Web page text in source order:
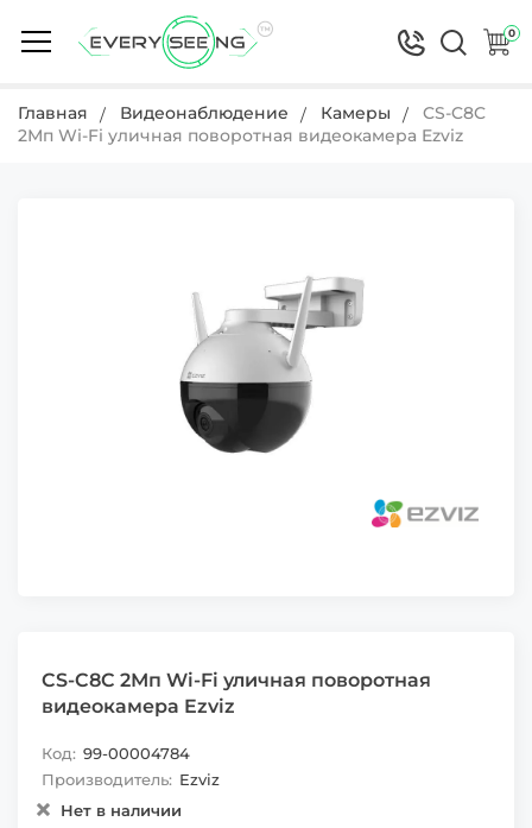
0
Главная Видеонаблюдение Камеры
CS-C8C
2Мп Wi-Fi уличная поворотная видеокамера Ezviz
CS-C8C 2Мп Wi-Fi уличная поворотная
видеокамера Ezviz
Код: 99-00004784
Производитель: Ezviz
Нет в наличии